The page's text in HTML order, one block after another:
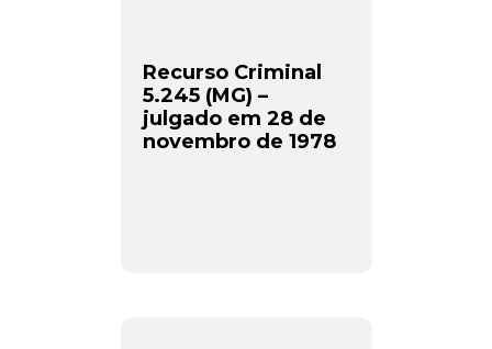
Recurso Criminal
5.245 (MG) –
julgado em 28 de
novembro de 1978